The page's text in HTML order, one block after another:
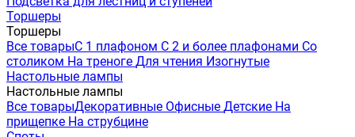
Торшеры
Торшеры
Все товарыС 1 плафоном С 2 и более плафонами Со
столиком На треноге Для чтения Изогнутые
Настольные лампы
Настольные лампы
Все товарыДекоративные Офисные Детские На
прищепке На струбцине